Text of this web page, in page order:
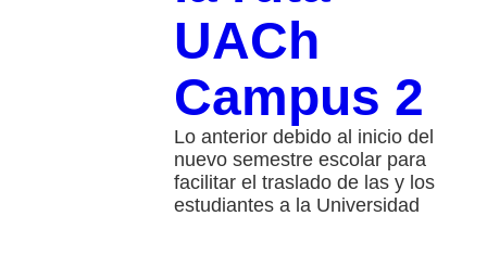
UACh
Campus 2
Lo anterior debido al inicio del
nuevo semestre escolar para
facilitar el traslado de las y los
estudiantes a la Universidad